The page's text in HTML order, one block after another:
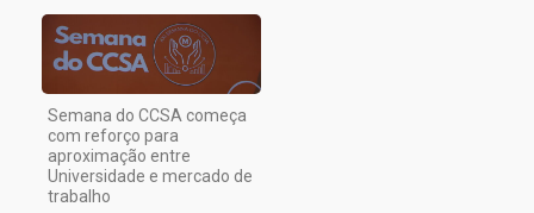
Semana do CCSA começa
com reforço para
aproximação entre
Universidade e mercado de
trabalho